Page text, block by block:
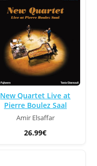
New Quartet Live at
Pierre Boulez Saal
Amir Elsaffar
26.99€